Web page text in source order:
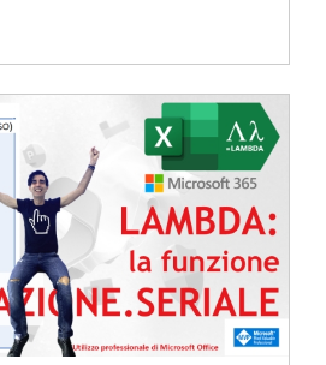
italiano
economica